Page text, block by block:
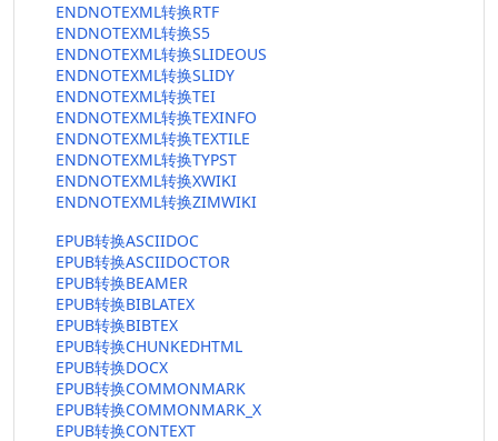
ENDNOTEXML转换RTF
ENDNOTEXML转换S5
ENDNOTEXML转换SLIDEOUS
ENDNOTEXML转换SLIDY
ENDNOTEXML转换TEI
ENDNOTEXML转换TEXINFO
ENDNOTEXML转换TEXTILE
ENDNOTEXML转换TYPST
ENDNOTEXML转换XWIKI
ENDNOTEXML转换ZIMWIKI
EPUB转换ASCIIDOC
EPUB转换ASCIIDOCTOR
EPUB转换BEAMER
EPUB转换BIBLATEX
EPUB转换BIBTEX
EPUB转换CHUNKEDHTML
EPUB转换DOCX
EPUB转换COMMONMARK
EPUB转换COMMONMARK_X
EPUB转换CONTEXT